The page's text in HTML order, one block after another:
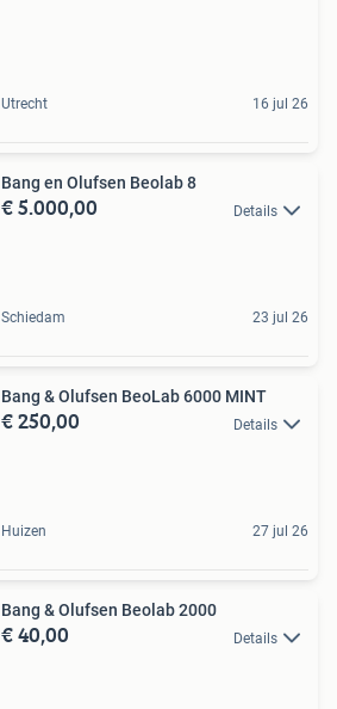
Utrecht 16 jul 26
Bang en Olufsen Beolab 8
€ 5.000,00 Details
Schiedam 23 jul 26
Bang & Olufsen BeoLab 6000 MINT
€ 250,00 Details
Huizen 27 jul 26
Bang & Olufsen Beolab 2000
€ 40,00 Details